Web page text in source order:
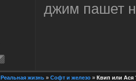
джим пашет
Реальная жизнь » Софт и железо » Квип или Ася